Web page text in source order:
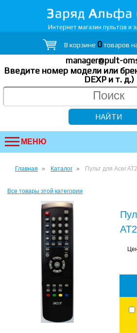
Интернет магазин пультов и
В корзине 0товаров
manager@pult-
Введите номер модели или
DEXP и т. д.)
МЕНЮ
Главная Каталог Пульт для Acer
Все товары этой категории